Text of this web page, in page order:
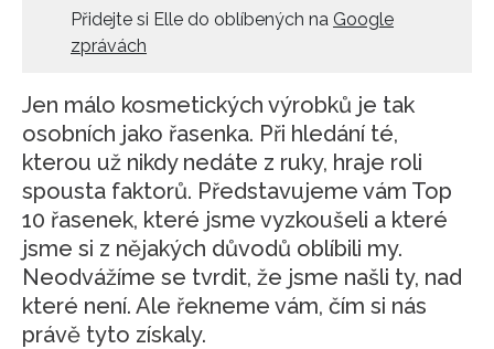
Přidejte si Elle do oblíbených na Google
zprávách
Jen málo kosmetických výrobků je tak
osobních jako řasenka. Při hledání té,
kterou už nikdy nedáte z ruky, hraje roli
spousta faktorů. Představujeme vám Top
10 řasenek, které jsme vyzkoušeli a které
jsme si z nějakých důvodů oblíbili my.
Neodvážíme se tvrdit, že jsme našli ty, nad
které není. Ale řekneme vám, čím si nás
právě tyto získaly.